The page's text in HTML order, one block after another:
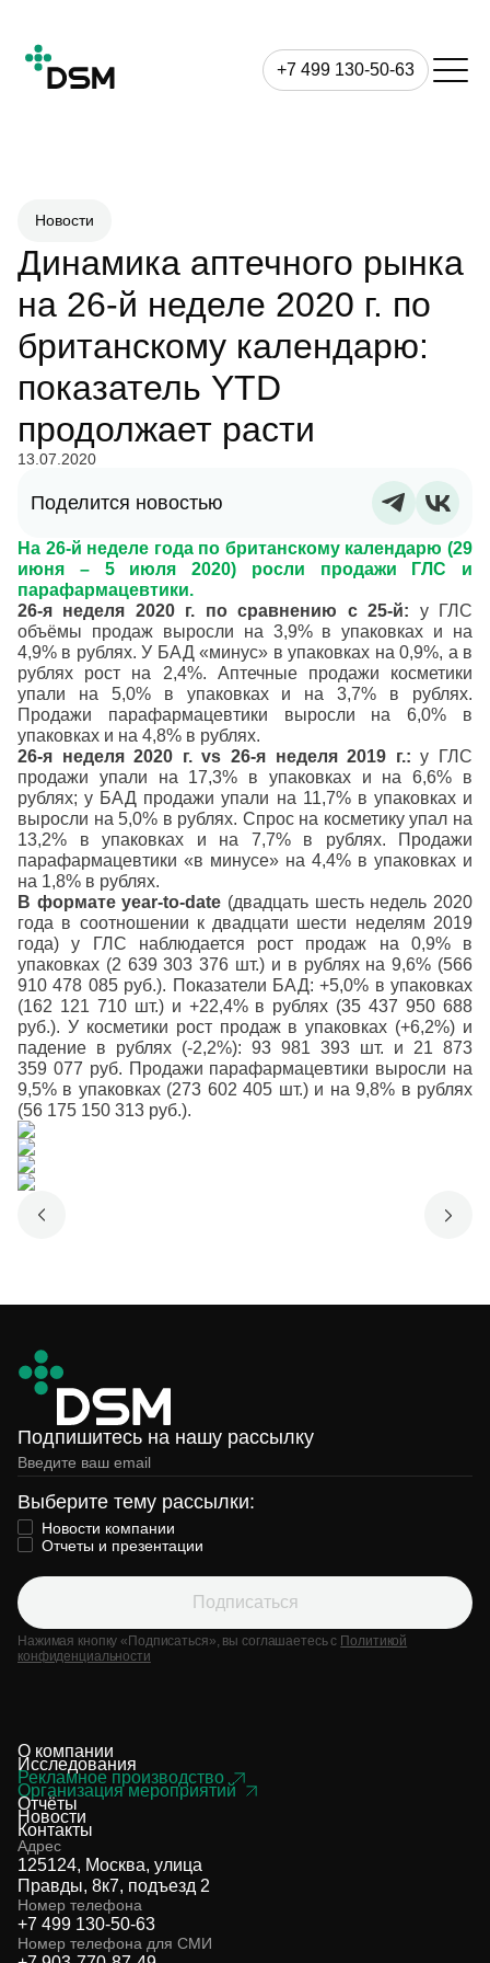
+7 499 130-50-63
Новости
Динамика аптечного рынка
на 26-й неделе 2020 г. по
британскому календарю:
показатель YTD
продолжает расти
13.07.2020
Поделится новостью
На 26-й неделе года по британскому календарю (29
июня – 5 июля 2020) росли продажи ГЛС и
парафармацевтики.
26-я неделя 2020 г. по сравнению с 25-й: у ГЛС
объёмы продаж выросли на 3,9% в упаковках и на
4,9% в рублях. У БАД «минус» в упаковках на 0,9%, а в
рублях рост на 2,4%. Аптечные продажи косметики
упали на 5,0% в упаковках и на 3,7% в рублях.
Продажи парафармацевтики выросли на 6,0% в
упаковках и на 4,8% в рублях.
26-я неделя 2020 г. vs 26-я неделя 2019 г.:у ГЛС
продажи упали на 17,3% в упаковках и на 6,6% в
рублях; у БАД продажи упали на 11,7% в упаковках и
выросли на 5,0% в рублях. Спрос на косметику упал на
13,2% в упаковках и на 7,7% в рублях. Продажи
парафармацевтики «в минусе» на 4,4% в упаковках и
на 1,8% в рублях.
В формате year-to-date (двадцать шесть недель 2020
года в соотношении к двадцати шести неделям 2019
года) у ГЛС наблюдается рост продаж на 0,9% в
упаковках (2 639 303 376 шт.) и в рублях на 9,6% (566
910 478 085 руб.). Показатели БАД: +5,0% в упаковках
(162 121 710 шт.) и +22,4% в рублях (35 437 950 688
руб.). У косметики рост продаж в упаковках (+6,2%) и
падение в рублях (-2,2%): 93 981 393 шт. и 21 873
359 077 руб. Продажи парафармацевтики выросли на
9,5% в упаковках (273 602 405 шт.) и на 9,8% в рублях
(56 175 150 313 руб.).
Подпишитесь на нашу рассылку
Выберите тему рассылки:
Новости компании
Отчеты и презентации
Подписаться
Нажимая кнопку «Подписаться», вы соглашаетесь с Политикой
конфиденциальности
О компании
Исследования
Рекламное производство
Организация мероприятий
Отчёты
Новости
Контакты
Адрес
125124, Москва, улица
Правды, 8к7, подъезд 2
Номер телефона
+7 499 130-50-63
Номер телефона для СМИ